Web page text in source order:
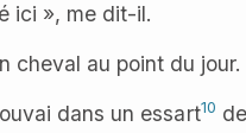
ici », me dit-il.
cheval au point du jour.
dans un essart10